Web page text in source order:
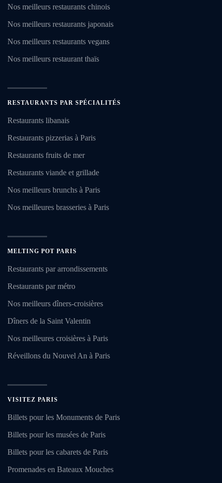
Nos meilleurs restaurants chinois
Nos meilleurs restaurants japonais
Nos meilleurs restaurants vegans
Nos meilleurs restaurant thaïs
RESTAURANTS PAR SPÉCIALITÉS
Restaurants libanais
Restaurants pizzerias à Paris
Restaurants fruits de mer
Restaurants viande et grillade
Nos meilleurs brunchs à Paris
Nos meilleures brasseries à Paris
MELTING POT PARIS
Restaurants par arrondissements
Restaurants par métro
Nos meilleurs dîners-croisières
Dîners de la Saint Valentin
Nos meilleures croisières à Paris
Réveillons du Nouvel An à Paris
VISITEZ PARIS
Billets pour les Monuments de Paris
Billets pour les musées de Paris
Billets pour les cabarets de Paris
Promenades en Bateaux Mouches